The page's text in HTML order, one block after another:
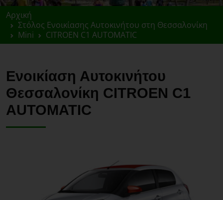
Αρχική
Στόλος Ενοικίασης Αυτοκινήτου στη Θεσσαλονίκη
Mini
CITROEN C1 AUTOMATIC
Ενοικίαση Αυτοκινήτου
Θεσσαλονίκη CITROEN C1
AUTOMATIC